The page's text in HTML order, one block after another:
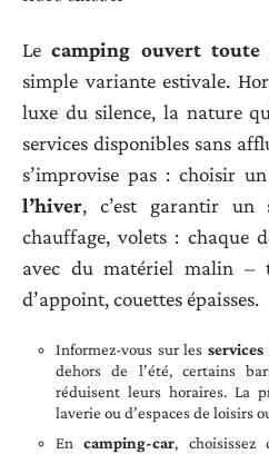
Lecamping ouvert toute
simple variante estivale.
luxe du silence, la nature
services disponibles sans
s’improvise pas : choisir
l’hiver, c’est garantir un
chauffage, volets : chaque
avec du matériel malin –
d’appoint, couettes épaisses.
Informez-vous sur les
dehors de l’été, certains
réduisent leurs horaires. La
laverie ou d’espaces de loisirs
Encamping-car, choisissez